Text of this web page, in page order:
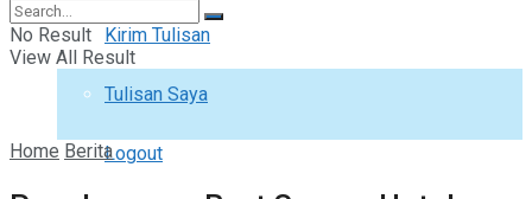
Kirim Tulisan
Tulisan Saya
Logout
No Result
View All Result
Home Berita